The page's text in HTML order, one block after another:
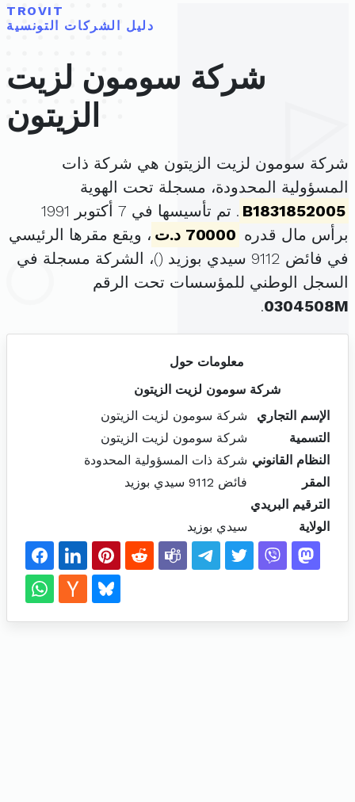
TROVIT
دليل الشركات التونسية
شركة سومون لزيت
الزيتون
شركة سومون لزيت الزيتون هي شركة ذات
المسؤولية المحدودة، مسجلة تحت الهوية
B1831852005
. تم تأسيسها في 7 أكتوبر 1991
برأس مال قدره 70000 د.ت
، ويقع مقرها الرئيسي
في فائض 9112 سيدي بوزيد (
)، الشركة مسجلة في
السجل الوطني للمؤسسات تحت الرقم
0304508M
.
معلومات حول
شركة سومون لزيت الزيتون
الإسم التجاري
شركة سومون لزيت الزيتون
التسمية
شركة سومون لزيت الزيتون
النظام القانوني شركة ذات المسؤولية المحدودة
المقر
فائض 9112 سيدي بوزيد
الترقيم البريدي
الولاية
سيدي بوزيد